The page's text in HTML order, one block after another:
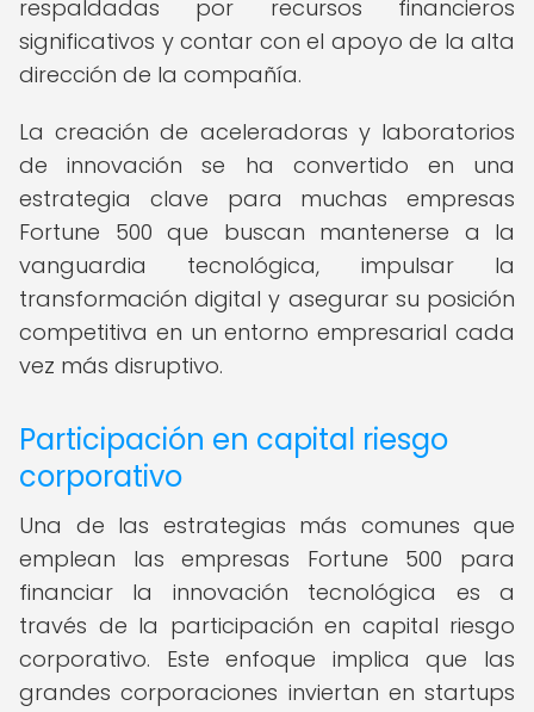
respaldadas por recursos financieros
significativos y contar con el apoyo de la alta
dirección de la compañía.
La creación de aceleradoras y laboratorios
de innovación se ha convertido en una
estrategia clave para muchas empresas
Fortune 500 que buscan mantenerse a la
vanguardia tecnológica, impulsar la
transformación digital y asegurar su posición
competitiva en un entorno empresarial cada
vez más disruptivo.
Participación en capital riesgo
corporativo
Una de las estrategias más comunes que
emplean las empresas Fortune 500 para
financiar la innovación tecnológica es a
través de la participación en capital riesgo
corporativo. Este enfoque implica que las
grandes corporaciones inviertan en startups